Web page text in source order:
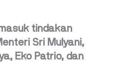
tindakan
Sri Mulyani,
Eko Patrio, dan